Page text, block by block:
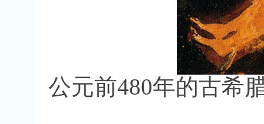
公元前480年的古希